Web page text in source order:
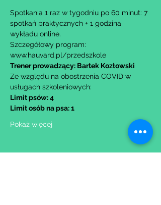
Spotkania 1 raz w tygodniu po 60 minut: 7
spotkań praktycznych + 1 godzina
wykładu online.
Szczegółowy program:
www.hauvard.pl/przedszkole
Trener prowadzący: Bartek Kozłowski
Ze względu na obostrzenia COVID w
usługach szkoleniowych:
Limit psów: 4
Limit osób na psa: 1
Pokaż więcej